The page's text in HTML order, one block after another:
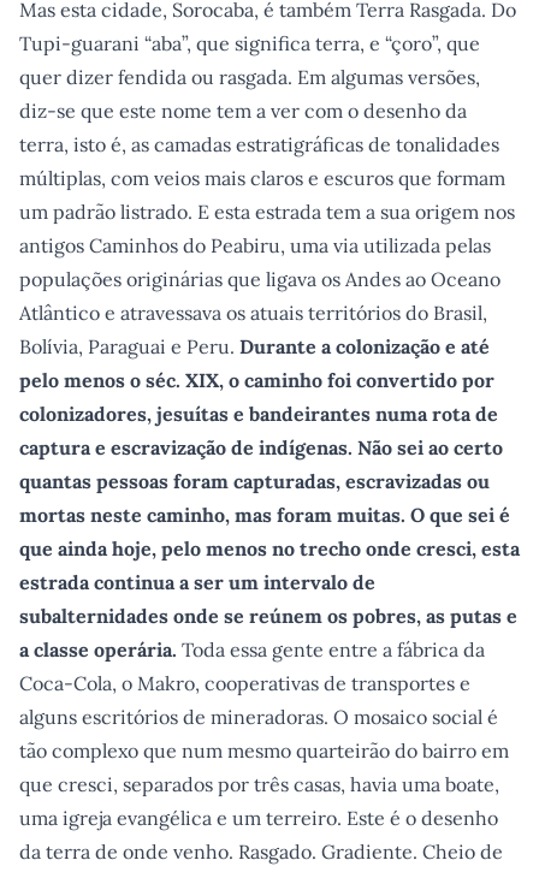
Mas esta cidade, Sorocaba, é também Terra Rasgada. Do
Tupi-guarani “aba”, que significa terra, e “çoro”, que
quer dizer fendida ou rasgada. Em algumas versões,
diz-se que este nome tem a ver com o desenho da
terra, isto é, as camadas estratigráficas de tonalidades
múltiplas, com veios mais claros e escuros que formam
um padrão listrado. E esta estrada tem a sua origem nos
antigos Caminhos do Peabiru, uma via utilizada pelas
populações originárias que ligava os Andes ao Oceano
Atlântico e atravessava os atuais territórios do Brasil,
Bolívia, Paraguai e Peru. Durante a colonização e até
pelo menos o séc. XIX, o caminho foi convertido por
colonizadores, jesuítas e bandeirantes numa rota de
captura e escravização de indígenas. Não sei ao certo
quantas pessoas foram capturadas, escravizadas ou
mortas neste caminho, mas foram muitas. O que sei é
que ainda hoje, pelo menos no trecho onde cresci, esta
estrada continua a ser um intervalo de
subalternidades onde se reúnem os pobres, as putas e
a classe operária. Toda essa gente entre a fábrica da
Coca-Cola, o Makro, cooperativas de transportes e
alguns escritórios de mineradoras. O mosaico social é
tão complexo que num mesmo quarteirão do bairro em
que cresci, separados por três casas, havia uma boate,
uma igreja evangélica e um terreiro. Este é o desenho
da terra de onde venho. Rasgado. Gradiente. Cheio de